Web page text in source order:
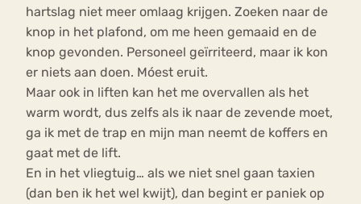
hartslag niet meer omlaag krijgen. Zoeken naar de
knop in het plafond, om me heen gemaaid en de
knop gevonden. Personeel geïrriteerd, maar ik kon
er niets aan doen. Móest eruit.
Maar ook in liften kan het me overvallen als het
warm wordt, dus zelfs als ik naar de zevende moet,
ga ik met de trap en mijn man neemt de koffers en
gaat met de lift.
En in het vliegtuig… als we niet snel gaan taxien
(dan ben ik het wel kwijt), dan begint er paniek op